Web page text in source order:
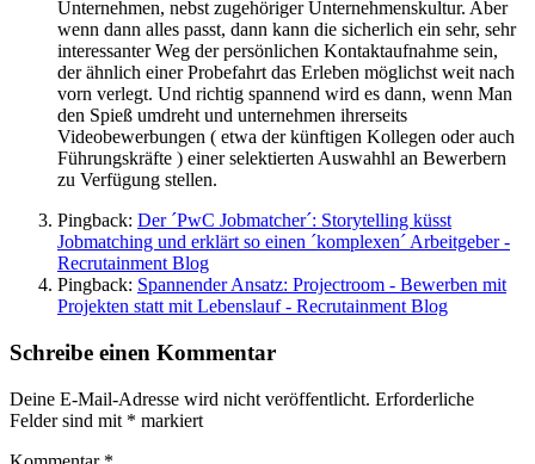
Unternehmen, nebst zugehöriger Unternehmenskultur. Aber
wenn dann alles passt, dann kann die sicherlich ein sehr, sehr
interessanter Weg der persönlichen Kontaktaufnahme sein,
der ähnlich einer Probefahrt das Erleben möglichst weit nach
vorn verlegt. Und richtig spannend wird es dann, wenn Man
den Spieß umdreht und unternehmen ihrerseits
Videobewerbungen ( etwa der künftigen Kollegen oder auch
Führungskräfte ) einer selektierten Auswahhl an Bewerbern
zu Verfügung stellen.
Pingback: Der ´PwC Jobmatcher´: Storytelling küsst
Jobmatching und erklärt so einen ´komplexen´ Arbeitgeber -
Recrutainment Blog
Pingback: Spannender Ansatz: Projectroom - Bewerben mit
Projekten statt mit Lebenslauf - Recrutainment Blog
Schreibe einen Kommentar
Deine E-Mail-Adresse wird nicht veröffentlicht. Erforderliche
Felder sind mit * markiert